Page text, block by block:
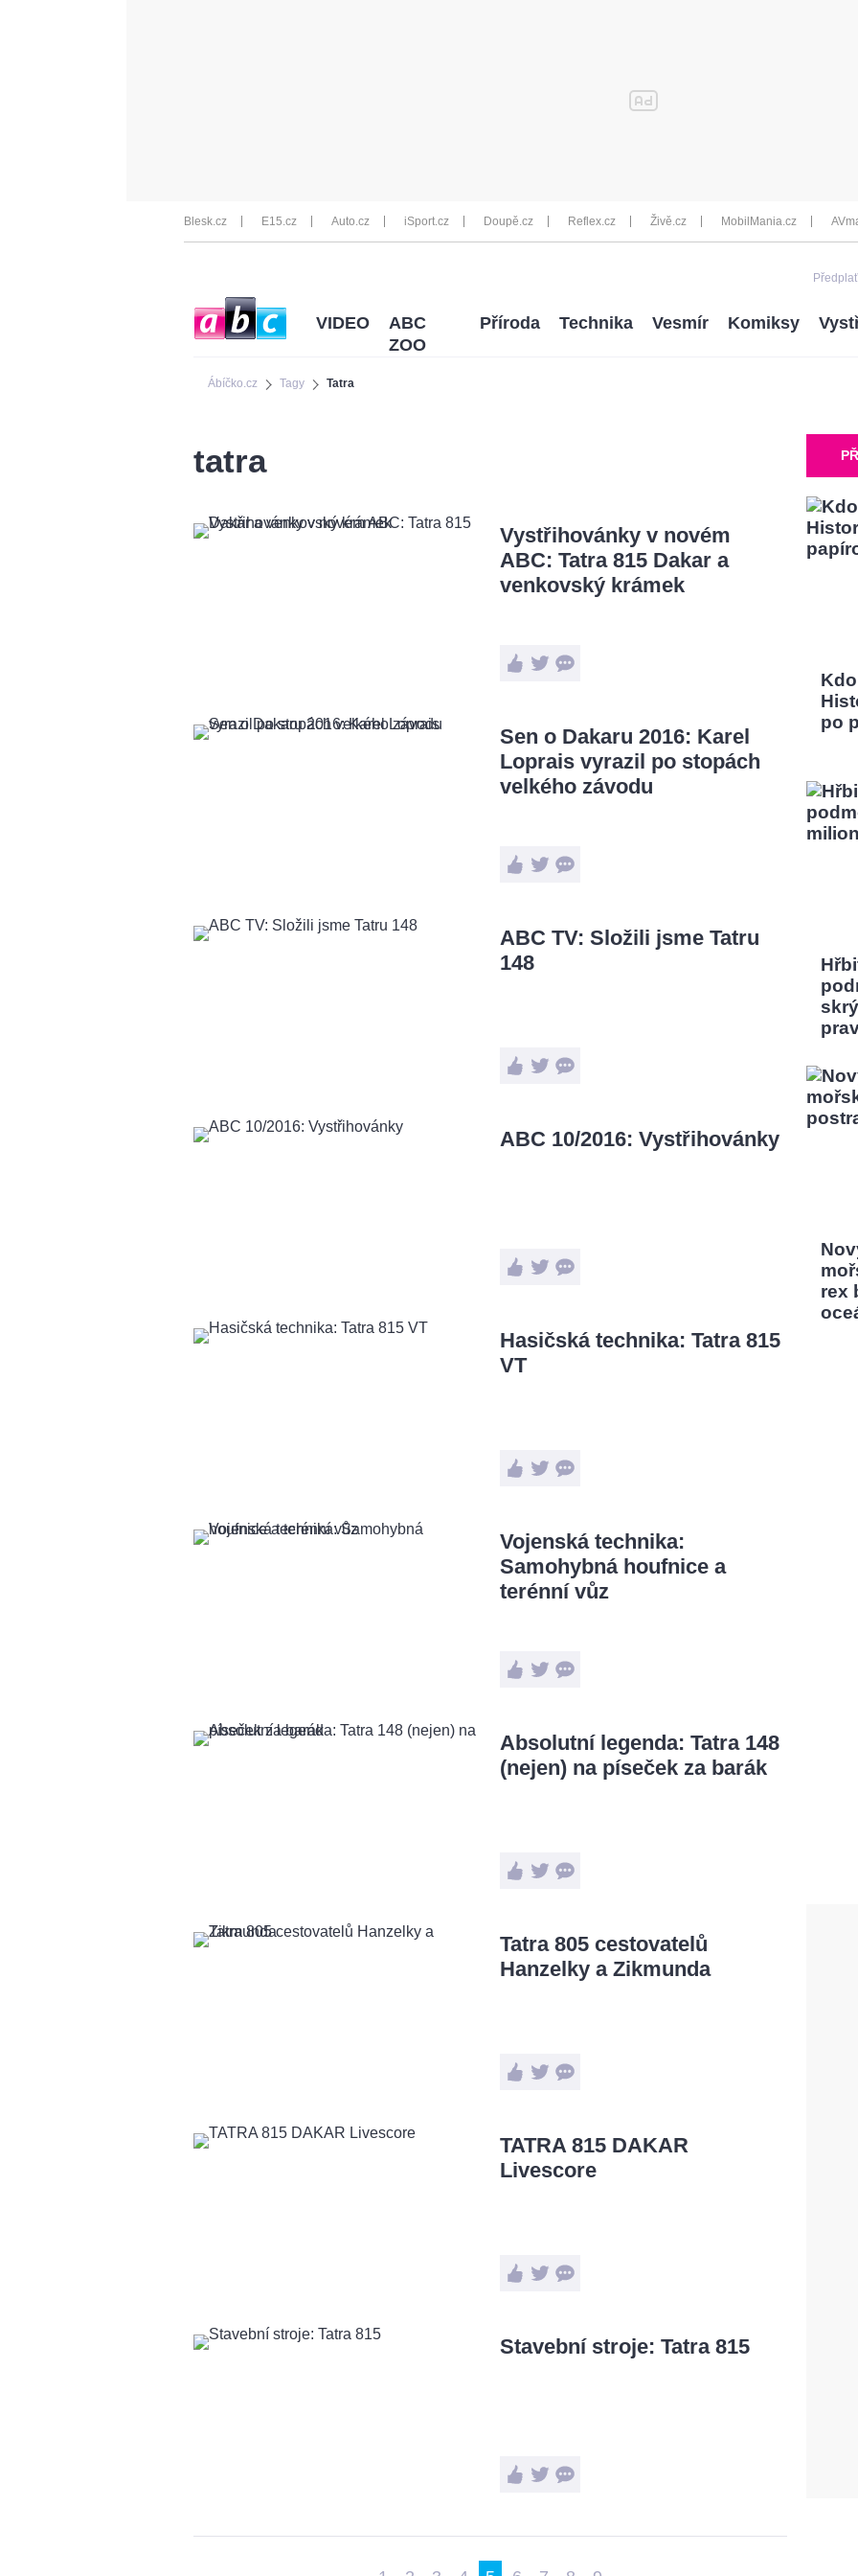
Blesk.cz E15.cz Auto.cz iSport.cz Doupě.cz Reflex.cz Živě.cz MobilMania.cz
Ábíčko.cz Tagy Tatra
VIDEO
ABC
ZOO
Příroda Technika Vesmír Komiksy
tatra
Vystřihovánky v novém
ABC: Tatra 815 Dakar a
venkovský krámek
Sen o Dakaru 2016: Karel
Loprais vyrazil po stopách
velkého závodu
ABC TV: Složili jsme Tatru
148
ABC 10/2016: Vystřihovánky
Hasičská technika: Tatra 815
VT
Vojenská technika:
Samohybná houfnice a
terénní vůz
Absolutní legenda: Tatra 148
(nejen) na píseček za barák
Tatra 805 cestovatelů
Hanzelky a Zikmunda
TATRA 815 DAKAR
Livescore
Stavební stroje: Tatra 815
po
rex